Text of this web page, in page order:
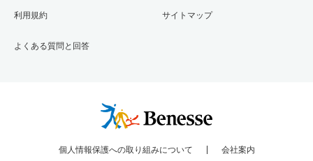
利用規約
よくある質問と回答
サイトマップ
個人情報保護への取り組みについて 会社案内